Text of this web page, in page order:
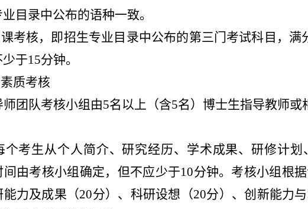
目录中公布的语种一致。
考核，即招生专业目录中公布的第三门考试科目，满
少于15分钟。
质考核
师团队考核小组由5名以上（含5名）博士生指导教师或
个考生从个人简介、研究经历、学术成果、研修计
由考核小组确定，但不应少于10分钟。考核小组根
力及成果（20分）、科研设想（20分）、创新能力